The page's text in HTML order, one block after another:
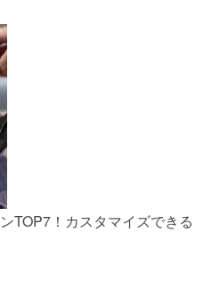
TOP7！カスタマイズできる